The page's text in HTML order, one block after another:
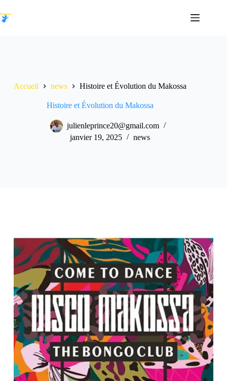
Accueil news Histoire et Évolution du Makossa
Histoire et Évolution du Makossa
julienleprince20@gmail.com
janvier 19, 2025
news